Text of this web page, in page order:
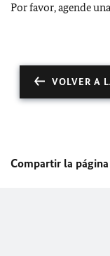
Por favor, agende
VOLVER A
Compartir la página